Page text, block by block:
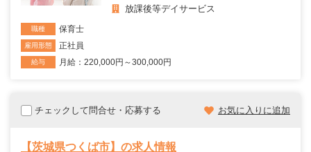
放課後等デイサービス
職種 保育士
雇用形態 正社員
給与 月給：220,000円～300,000円
チェックして問合せ・応募する お気に入りに追加
【茨城県つくば市】の求人情報